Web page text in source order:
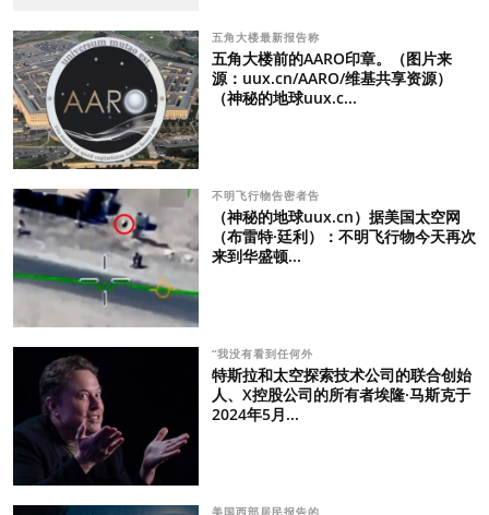
五角大楼最新报告称
五角大楼前的AARO印章。（图片来
源：uux.cn/AARO/维基共享资源）
（神秘的地球uux.c...
不明飞行物告密者告
（神秘的地球uux.cn）据美国太空网
（布雷特·廷利）：不明飞行物今天再次
来到华盛顿...
“我没有看到任何外
特斯拉和太空探索技术公司的联合创始
人、X控股公司的所有者埃隆·马斯克于
2024年5月...